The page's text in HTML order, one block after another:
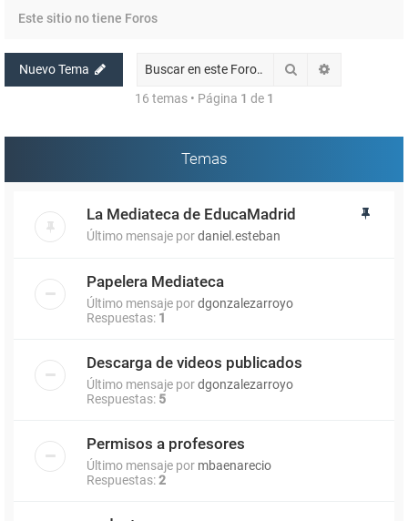
Este sitio no tiene Foros
Nuevo Tema Buscar
16 temas • Página 1 de 1
Temas
La Mediateca de EducaMadrid
Último mensaje pordaniel.esteban
Papelera Mediateca
Último mensaje pordgonzalezarroyo
Respuestas: 1
Descarga de videos publicados
Último mensaje pordgonzalezarroyo
Respuestas: 5
Permisos a profesores
Último mensaje por mbaenarecio
Respuestas:2